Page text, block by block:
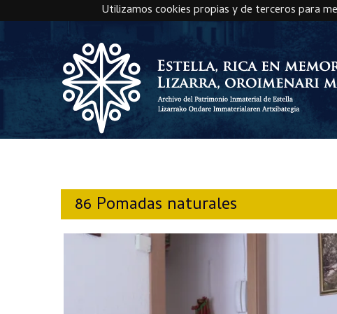
Utilizamos cookies propias y de terceros para
86 Pomadas naturales